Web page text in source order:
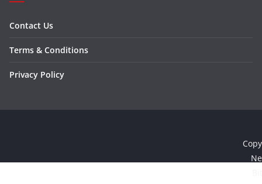
Contact Us
Terms & Conditions
Privacy Policy